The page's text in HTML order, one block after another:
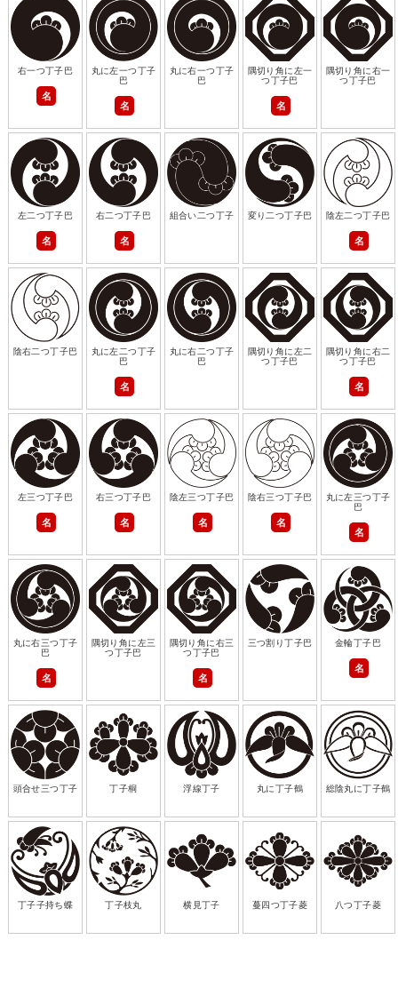
右一つ丁子巴
名
丸に左一つ丁子
巴
名
丸に右一つ丁子
巴
隅切り角に左一
つ丁子巴
名
隅切り角に右一
つ丁子巴
左二つ丁子巴
名
右二つ丁子巴
名
組合い二つ丁子 変り二つ丁子巴 陰左二つ丁子巴
名
陰右二つ丁子巴
丸に左二つ丁子
巴
名
丸に右二つ丁子
巴
隅切り角に左二
つ丁子巴
隅切り角に右二
つ丁子巴
名
左三つ丁子巴
名
右三つ丁子巴
名
陰左三つ丁子巴
名
陰右三つ丁子巴
名
丸に左三つ丁子
巴
名
丸に右三つ丁子
巴
名
隅切り角に左三
つ丁子巴
隅切り角に右三
つ丁子巴
名
三つ割り丁子巴 金輪丁子巴
名
頭合せ三つ丁子 丁子桐 浮線丁子 丸に丁子鶴 総陰丸に丁子鶴
丁子子持ち蝶 丁子枝丸 横見丁子 蔓四つ丁子菱 八つ丁子菱